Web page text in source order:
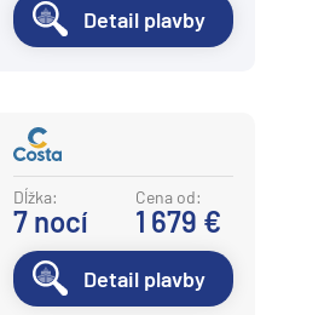
Detail plavby
Dĺžka:
7 nocí
Cena od:
1 679 €
Detail plavby